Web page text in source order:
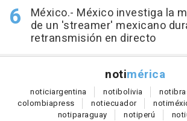
México.- México investiga la
de un 'streamer' mexicano
retransmisión en directo
notimérica
noticiargentina notibolivia noti
colombiapress notiecuador noti
notiparaguay notiperú noti